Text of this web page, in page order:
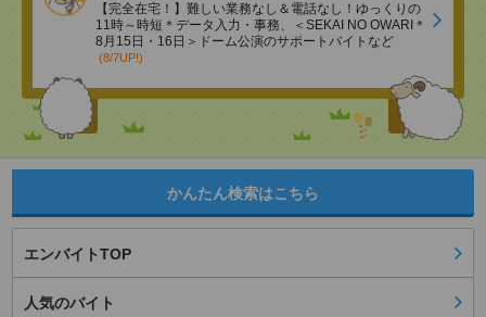
【完全在宅！】難しい業務なし＆電話なし！ゆっくりの
11時～時短＊データ入力・事務、＜SEKAI NO OWARI＊
8月15日・16日＞ドーム公演のサポートバイトなど
(8/7UP!)
かんたん検索はこちら
エンバイトTOP
人気のバイト